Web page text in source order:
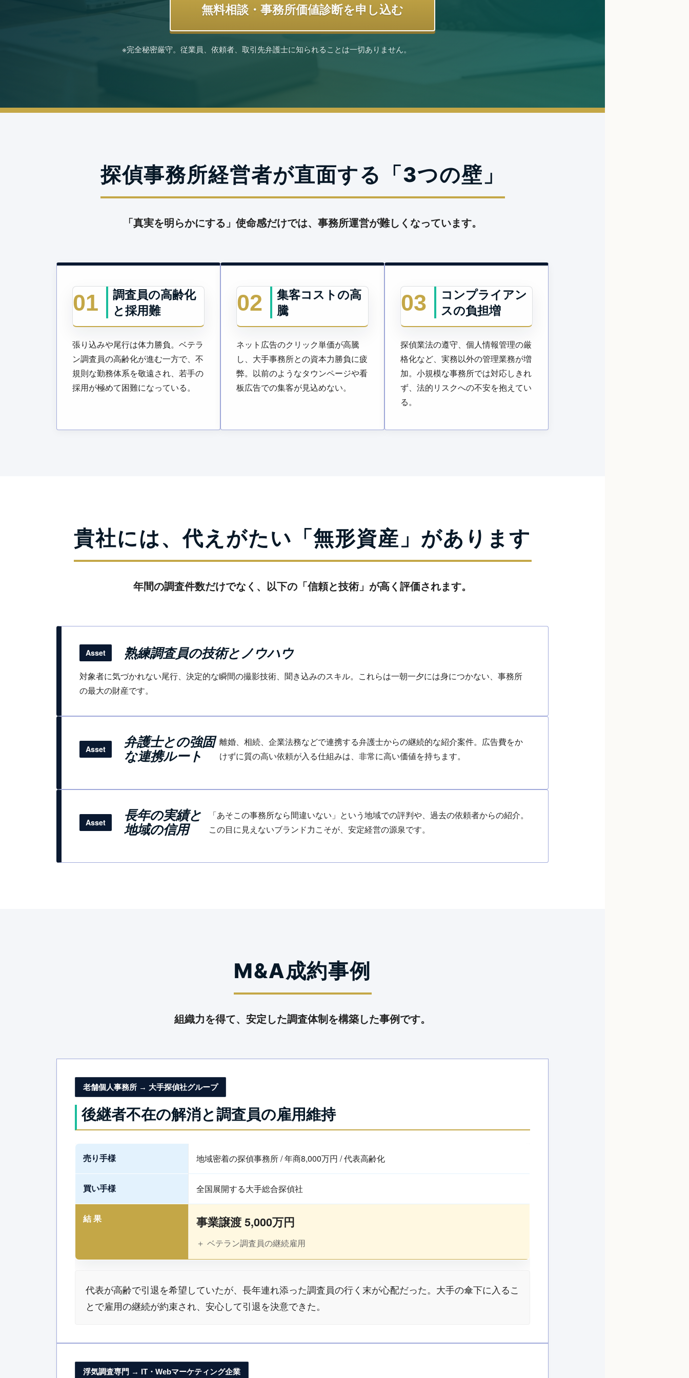
無料相談・事務所価値診断を申し込む
※完全秘密厳守。従業員、依頼者、取引先弁護士に知られることは一切ありません。
探偵事務所経営者が直面する 「3つの壁」
「真実を明らかにする」使命感だけでは、事務所運営が難しくなっています。
01
調査員の高齢化
と採用難
張り込みや尾行は体力勝負。ベテラ
ン調査員の高齢化が進む一方で、不
規則な勤務体系を敬遠され、若手の
採用が極めて困難になっている。
02
集客コストの高
騰
ネット広告のクリック単価が高騰
し、大手事務所との資本力勝負に疲
弊。以前のようなタウンページや看
板広告での集客が見込めない。
03
コンプライアン
スの負担増
探偵業法の遵守、個人情報管理の厳
格化など、実務以外の管理業務が増
加。小規模な事務所では対応しきれ
ず、法的リスクへの不安を抱えてい
る。
貴社には、代えがたい 「無形資産」があります
年間の調査件数だけでなく、以下の「信頼と技術」が高く評価されます。
Asset 熟練調査員の技術とノウハウ
対象者に気づかれない尾行、決定的な瞬間の撮影技術、聞き込みのスキル。これらは一朝一夕には身につかない、事務所
の最大の財産です。
Asset
弁護士との強固
な連携ルート
離婚、相続、企業法務などで連携する弁護士からの継続的な紹介案件。広告費をか
けずに質の高い依頼が入る仕組みは、非常に高い価値を持ちます。
Asset
長年の実績と
地域の信用
「あそこの事務所なら間違いない」という地域での評判や、過去の依頼者からの紹介。
この目に見えないブランド力こそが、安定経営の源泉です。
M&A成約事例
組織力を得て、安定した調査体制を構築した事例です。
老舗個人事務所 → 大手探偵社グループ
後継者不在の解消と調査員の雇用維持
売り手様 地域密着の探偵事務所 / 年商8,000万円 / 代表高齢化
買い手様 全国展開する大手総合探偵社
結 果 事業譲渡 5,000万円
＋ ベテラン調査員の継続雇用
代表が高齢で引退を希望していたが、長年連れ添った調査員の行く末が心配だった。大手の傘下に入るこ
とで雇用の継続が約束され、安心して引退を決意できた。
浮気調査専門 → IT・Webマーケティング企業